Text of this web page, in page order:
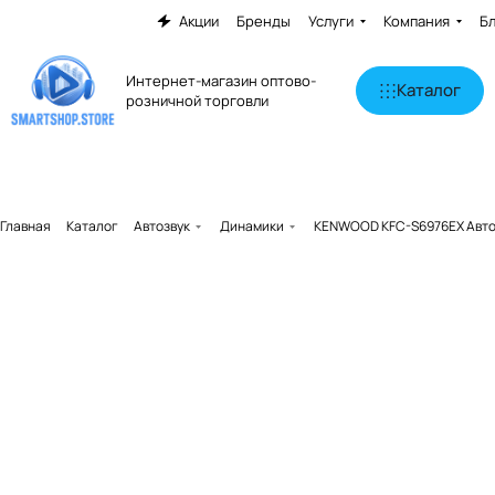
Акции Бренды Услуги Компания
Интернет-магазин оптово-
розничной торговли
Каталог
Главная Каталог Автозвук Динамики KENWOOD KFC-S6976EX